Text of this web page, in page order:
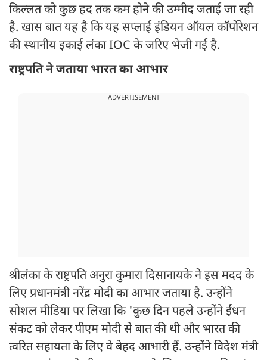
किल्लत को कुछ हद तक कम होने की उम्मीद जताई जा रही
है. खास बात यह है कि यह सप्लाई इंडियन ऑयल कॉर्पोरेशन
की स्थानीय इकाई लंका IOC के जरिए भेजी गई है.
राष्ट्रपति ने जताया भारत का आभार
ADVERTISEMENT
श्रीलंका के राष्ट्रपति अनुरा कुमारा दिसानायके ने इस मदद के
लिए प्रधानमंत्री नरेंद्र मोदी का आभार जताया है. उन्होंने
सोशल मीडिया पर लिखा कि 'कुछ दिन पहले उन्होंने ईंधन
संकट को लेकर पीएम मोदी से बात की थी और भारत की
त्वरित सहायता के लिए वे बेहद आभारी हैं. उन्होंने विदेश मंत्री